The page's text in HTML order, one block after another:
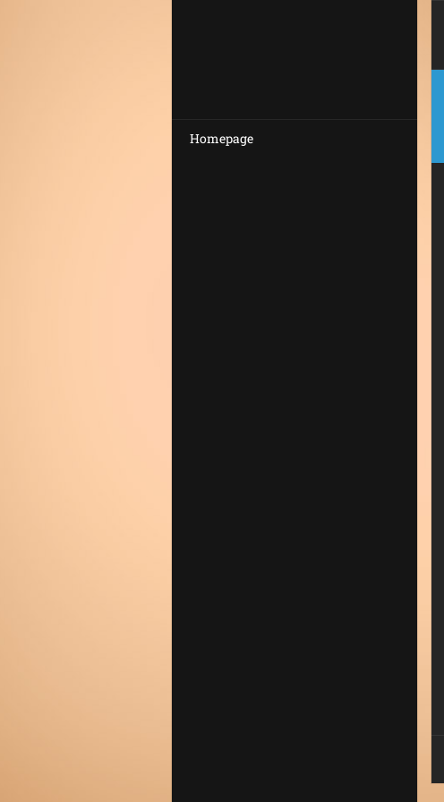
Homepage